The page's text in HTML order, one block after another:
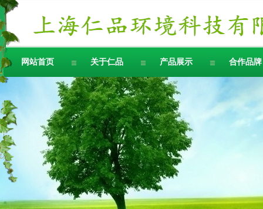
网站首页 关于仁品 产品展示 合作品牌